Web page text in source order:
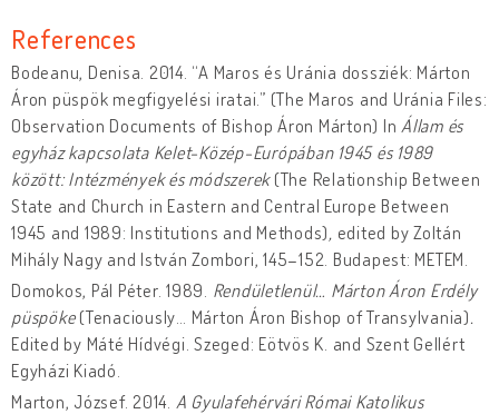
References
Bodeanu, Denisa. 2014. “A Maros és Uránia dossziék: Márton
Áron püspök megfigyelési iratai.” (The Maros and Uránia Files:
Observation Documents of Bishop Áron Márton) In Állam és
egyház kapcsolata Kelet-Közép-Európában 1945 és 1989
között: Intézmények és módszerek(The Relationship Between
State and Church in Eastern and Central Europe Between
1945 and 1989: Institutions and Methods), edited by Zoltán
Mihály Nagy and István Zombori, 145–152. Budapest: METEM.
Domokos, Pál Péter. 1989. Rendületlenül… Márton Áron Erdély
püspöke(Tenaciously… Márton Áron Bishop of Transylvania).
Edited by Máté Hídvégi. Szeged: Eötvös K. and Szent Gellért
Egyházi Kiadó.
Marton, József. 2014. A Gyulafehérvári Római Katolikus